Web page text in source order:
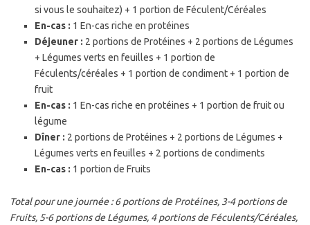
si vous le souhaitez) + 1 portion de Féculent/Céréales
En-cas : 1 En-cas riche en protéines
Déjeuner : 2 portions de Protéines + 2 portions de Légumes
+ Légumes verts en feuilles + 1 portion de
Féculents/céréales + 1 portion de condiment + 1 portion de
fruit
En-cas : 1 En-cas riche en protéines + 1 portion de fruit ou
légume
Dîner : 2 portions de Protéines + 2 portions de Légumes +
Légumes verts en feuilles + 2 portions de condiments
En-cas : 1 portion de Fruits
Total pour une journée : 6 portions de Protéines, 3-4 portions de
Fruits, 5-6 portions de Légumes, 4 portions de Féculents/Céréales,